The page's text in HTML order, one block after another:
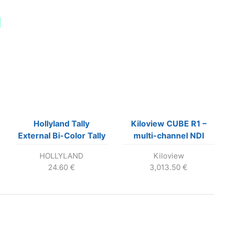
Hollyland Tally
External Bi-Color Tally
HOLLYLAND
24.60 €
Kiloview CUBE R1 –
multi-channel NDI
Kiloview
3,013.50 €